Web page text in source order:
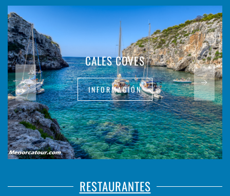
CALES COVES
INFORMACIÓN
RESTAURANTES